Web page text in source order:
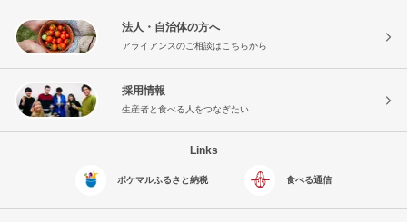
法人・自治体の方へ
アライアンスのご相談はこちらから
採用情報
生産者と食べる人をつなぎたい
Links
ポケマルふるさと納税 食べる通信